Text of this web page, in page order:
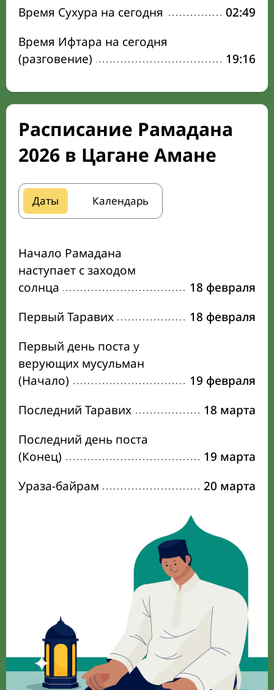
Время Сухура на сегодня
02:49
Время Ифтара на сегодня
(разговение)
19:16
Расписание Рамадана
2026 в Цагане Амане
Даты Календарь
Начало Рамадана
наступает с заходом
солнца
18 февраля
Первый Таравих
18 февраля
Первый день поста у
верующих мусульман
(Начало)
19 февраля
Последний Таравих
18 марта
Последний день поста
(Конец)
19 марта
Ураза-байрам
20 марта